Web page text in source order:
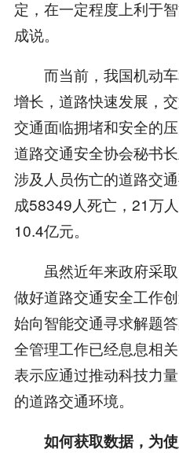
定，在一定程度上利于
成说。
而当前，我国机动车
增长，道路快速发展，
交通面临拥堵和安全的
道路交通安全协会秘书
涉及人员伤亡的道路交
成58349人死亡，21万
10.4亿元。
虽然近年来政府采取
做好道路交通安全工作
始向智能交通寻求解题
全管理工作已经息息相
表示应通过推动科技力
的道路交通环境。
如何获取数据，为使